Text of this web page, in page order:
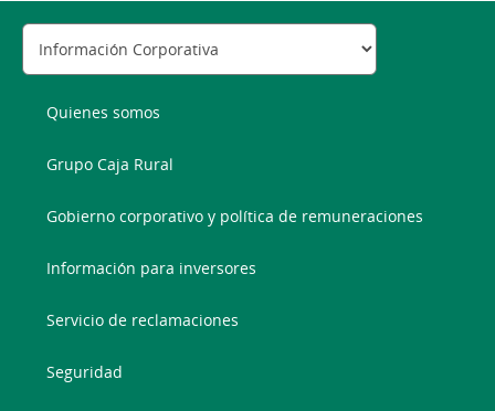
Quienes somos
Grupo Caja Rural
Gobierno corporativo y política de remuneraciones
Información para inversores
Servicio de reclamaciones
Seguridad